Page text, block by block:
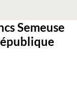
Semeuse